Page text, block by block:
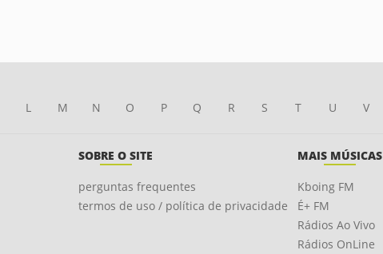
L M N O P Q R S T U V
SOBRE O SITE
perguntas frequentes
termos de uso / política de privacidade
MAIS MÚSICAS
Kboing FM
É+ FM
Rádios Ao Vivo
Rádios OnLine